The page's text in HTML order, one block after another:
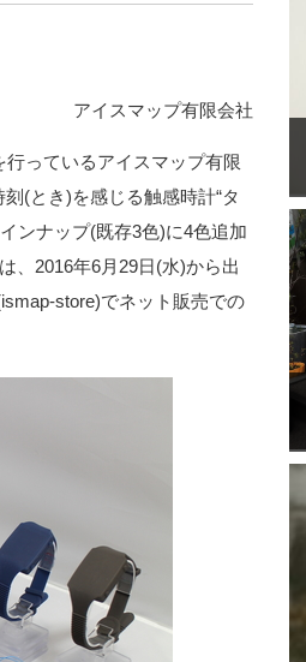
アイスマップ有限会社
っているアイスマップ有限
(とき)を感じる触感時計“タ
ンナップ(既存3色)に4色追加
、2016年6月29日(水)から出
store)でネット販売での